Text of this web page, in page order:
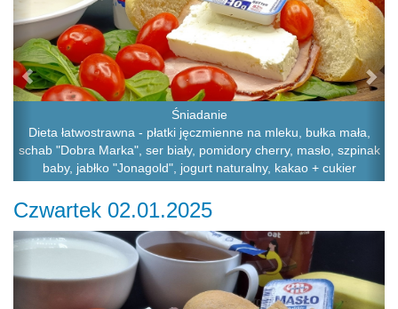
Śniadanie
Dieta łatwostrawna - płatki jęczmienne na mleku, bułka mała,
schab "Dobra Marka", ser biały, pomidory cherry, masło, szpinak
baby, jabłko "Jonagold", jogurt naturalny, kakao + cukier
Czwartek 02.01.2025
Previous